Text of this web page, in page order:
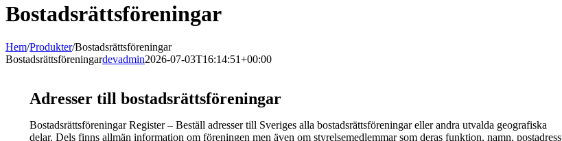
Bostadsrättsföreningar
Hem/Produkter/Bostadsrättsföreningar
Bostadsrättsföreningardevadmin2026-07-03T16:14:51+00:00
Adresser till bostadsrättsföreningar
Bostadsrättsföreningar Register – Beställ adresser till Sveriges alla bostadsrättsföreningar eller andra utvalda geografiska
delar. Dels finns allmän information om föreningen men även om styrelsemedlemmar som deras funktion, namn, postadress